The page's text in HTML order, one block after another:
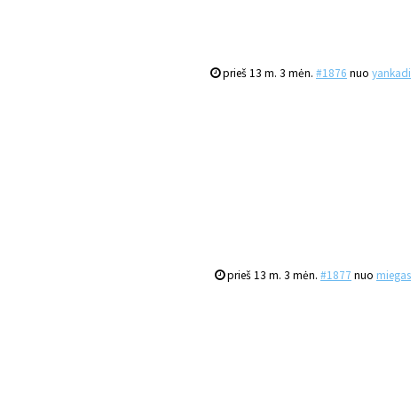
prieš 13 m. 3 mėn. #1876 nuo yankadi
prieš 13 m. 3 mėn. #1877 nuo miegas